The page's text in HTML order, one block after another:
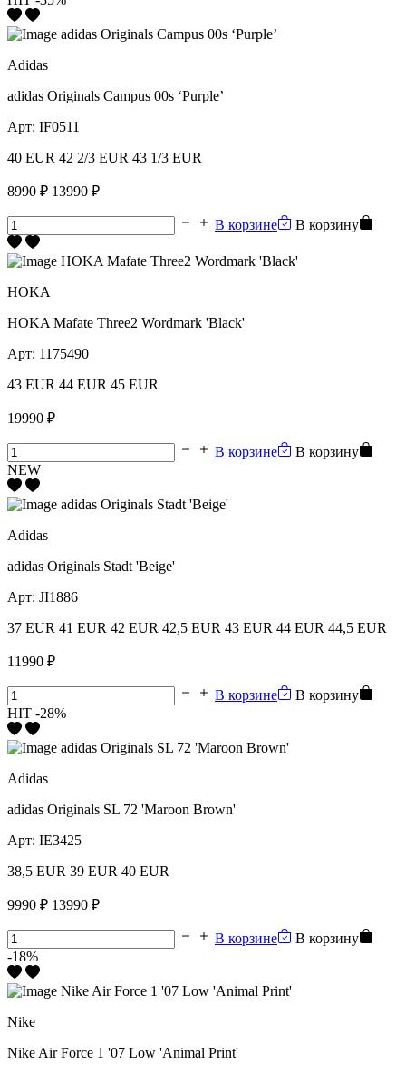
Adidas
adidas Originals Campus 00s ‘Purple’
Арт: IF0511
40 EUR 42 2/3 EUR 43 1/3 EUR
8990 ₽ 13990 ₽
В корзине В корзину
HOKA
HOKA Mafate Three2 Wordmark 'Black'
Арт: 1175490
43 EUR 44 EUR 45 EUR
19990 ₽
В корзине
В корзину
NEW
Adidas
adidas Originals Stadt 'Beige'
Арт: JI1886
37 EUR 41 EUR 42 EUR 42,5 EUR 43 EUR 44 EUR 44,5 EUR
11990 ₽
В корзине
В корзину
HIT -28%
Adidas
adidas Originals SL 72 'Maroon Brown'
Арт: IE3425
38,5 EUR 39 EUR 40 EUR
9990 ₽ 13990 ₽
В корзине
В корзину
-18%
Nike
Nike Air Force 1 '07 Low 'Animal Print'